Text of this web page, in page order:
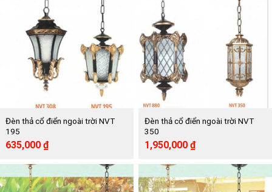
Đèn thả cổ điển ngoài trời NVT
195
Giá
là:
1,160,000 ₫.
635,000 ₫Giá
tại
là:
635,000 ₫.
Đèn thả cổ điển ngoài trời NVT
350
Giá
là:
3,550,000 ₫.
1,950,000 ₫Giá
tại
1,950,000 ₫.